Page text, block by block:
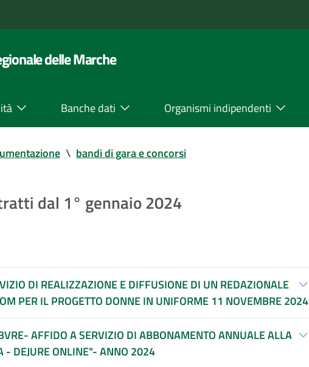
delle Marche
Banche dati Organismi indipendenti
\ bandi di gara e concorsi
dal 1° gennaio 2024
DI REALIZZAZIONE E DIFFUSIONE DI UN REDAZIONALE
PER IL PROGETTO DONNE IN UNIFORME 11 NOVEMBRE 2024
AFFIDO A SERVIZIO DI ABBONAMENTO ANNUALE ALLA
- DEJURE ONLINE"- ANNO 2024